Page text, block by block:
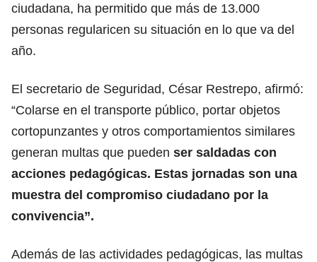
ciudadana, ha permitido que más de 13.000
personas regularicen su situación en lo que va del
año.
El secretario de Seguridad, César Restrepo, afirmó:
“Colarse en el transporte público, portar objetos
cortopunzantes y otros comportamientos similares
generan multas que pueden ser saldadas con
acciones pedagógicas. Estas jornadas son una
muestra del compromiso ciudadano por la
convivencia”.
Además de las actividades pedagógicas, las multas